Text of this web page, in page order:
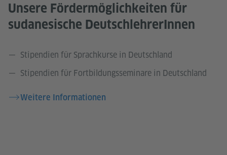
Unsere Fördermöglichkeiten für
sudanesische DeutschlehrerInnen
Stipendien für Sprachkurse in Deutschland
Stipendien für Fortbildungsseminare in Deutschland
Weitere Informationen